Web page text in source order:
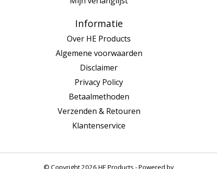
Informatie
Over HE Products
Algemene voorwaarden
Disclaimer
Privacy Policy
Betaalmethoden
Verzenden & Retouren
Klantenservice
© Copyright 2026 HE Products - Powered by